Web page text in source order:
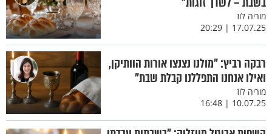
מוריה לוז
17.07.25 | 20:29
רבקה רביץ: "מולנו נצנצו אורות הוותיקן,
ואילו אנחנו התפללנו קבלת שבת"
מוריה לוז
10.07.25 | 16:48